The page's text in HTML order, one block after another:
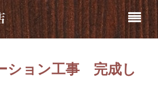
ション工事 完成し